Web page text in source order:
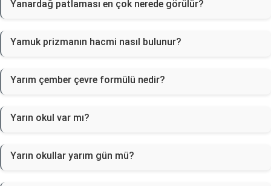
Yanardağ patlaması en çok nerede görülür?
Yamuk prizmanın hacmi nasıl bulunur?
Yarım çember çevre formülü nedir?
Yarın okul var mı?
Yarın okullar yarım gün mü?